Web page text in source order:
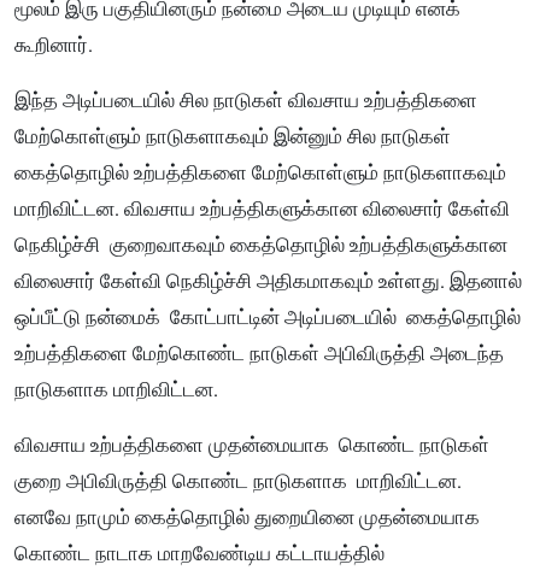
மூலம் இரு பகுதியினரும் நன்மை அடைய முடியும் எனக்
கூறினார்.
இந்த அடிப்படையில் சில நாடுகள் விவசாய உற்பத்திகளை
மேற்கொள்ளும் நாடுகளாகவும் இன்னும் சில நாடுகள்
கைத்தொழில் உற்பத்திகளை மேற்கொள்ளும் நாடுகளாகவும்
மாறிவிட்டன. விவசாய உற்பத்திகளுக்கான விலைசார் கேள்வி
நெகிழ்ச்சி குறைவாகவும் கைத்தொழில் உற்பத்திகளுக்கான
விலைசார் கேள்வி நெகிழ்ச்சி அதிகமாகவும் உள்ளது. இதனால்
ஒப்பீட்டு நன்மைக் கோட்பாட்டின் அடிப்படையில் கைத்தொழில்
உற்பத்திகளை மேற்கொண்ட நாடுகள் அபிவிருத்தி அடைந்த
நாடுகளாக மாறிவிட்டன.
விவசாய உற்பத்திகளை முதன்மையாக கொண்ட நாடுகள்
குறை அபிவிருத்தி கொண்ட நாடுகளாக மாறிவிட்டன.
எனவே நாமும் கைத்தொழில் துறையினை முதன்மையாக
கொண்ட நாடாக மாறவேண்டிய கட்டாயத்தில்